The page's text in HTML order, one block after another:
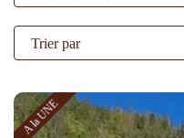
Trier par
A la UNE